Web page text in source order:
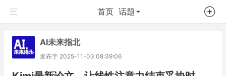
首页 话题
AI未来指北
发布于 2025-11-03 08:39:06